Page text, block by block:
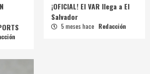
¡OFICIAL! El VAR llega a El
Salvador
5 meses hace Redacción